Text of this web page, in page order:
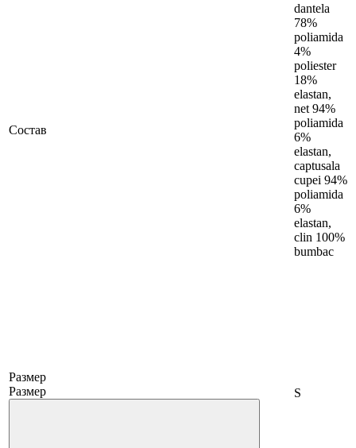
Состав
dantela
78%
poliamida
4%
poliester
18%
elastan,
net 94%
poliamida
6%
elastan,
captusala
cupei 94%
poliamida
6%
elastan,
clin 100%
bumbac
Размер
Размер
S